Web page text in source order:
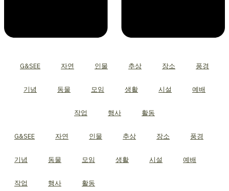
G&SEE 자연 인물 추상 장소 풍경
기념 동물 모임 생활 시설 예배
작업 행사 활동
G&SEE 자연 인물 추상 장소 풍경
기념 동물 모임 생활 시설 예배
작업 행사 활동